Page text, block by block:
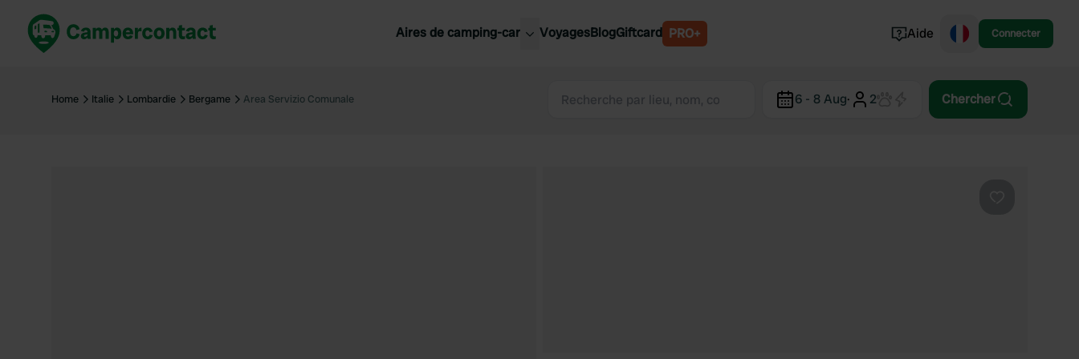
Aires de camping-car
France
France
Slovénie
VoyagesBlogGiftcard PRO+ Aide Connecter
Home Italie Lombardie Bergame Area Servizio Comunale 6 - 8 Aug· 2 Chercher